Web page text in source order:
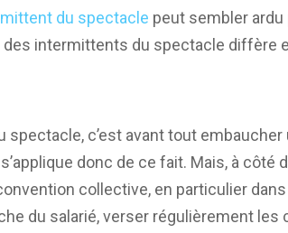
du spectacle peut sembler
intermittents du spectacle diffère
c’est avant tout
donc de ce fait. Mais, à côté
collective, en particulier
du salarié, verser régulièrement